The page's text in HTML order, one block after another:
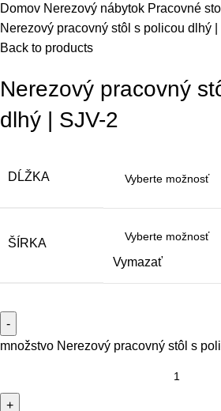
Domov Nerezový nábytok Pracovné
Nerezový pracovný stôl s policou dlhý |
Back to products
Nerezový pracovný
dlhý | SJV-2
DĹŽKA
ŠÍRKA
Vymazať
množstvo Nerezový pracovný stôl s